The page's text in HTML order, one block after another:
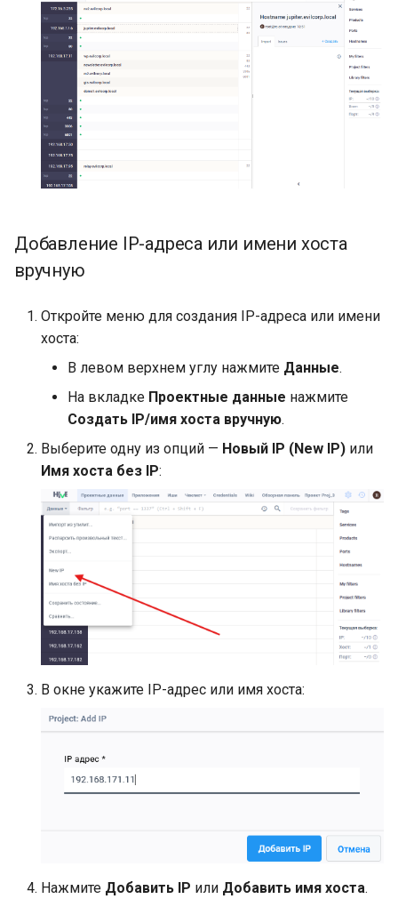
Добавление IP-адреса или имени хоста
вручную
Откройте меню для создания IP-адреса или имени
хоста:
В левом верхнем углу нажмите Данные.
На вкладке Проектные данные нажмите
Создать IP/имя хоста вручную.
Выберите одну из опций — Новый IP (New IP) или
Имя хоста без IP:
В окне укажите IP-адрес или имя хоста:
Нажмите Добавить IP или Добавить имя хоста.